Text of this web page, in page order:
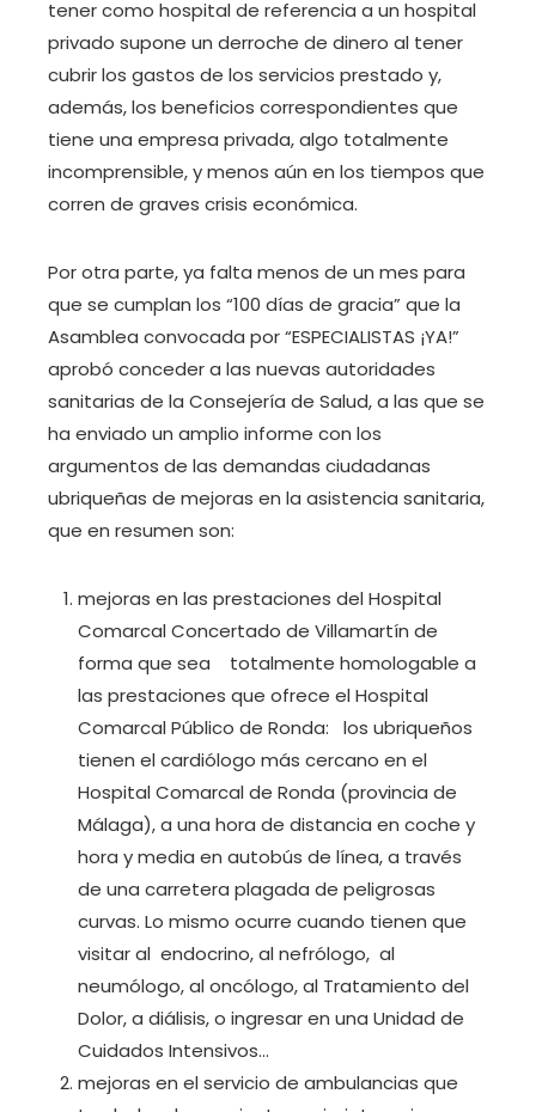
tener como hospital de referencia a un hospital
privado supone un derroche de dinero al tener
cubrir los gastos de los servicios prestado y,
además, los beneficios correspondientes que
tiene una empresa privada, algo totalmente
incomprensible, y menos aún en los tiempos que
corren de graves crisis económica.
Por otra parte, ya falta menos de un mes para
que se cumplan los “100 días de gracia” que la
Asamblea convocada por “ESPECIALISTAS ¡YA!”
aprobó conceder a las nuevas autoridades
sanitarias de la Consejería de Salud, a las que se
ha enviado un amplio informe con los
argumentos de las demandas ciudadanas
ubriqueñas de mejoras en la asistencia sanitaria,
que en resumen son:
mejoras en las prestaciones del Hospital
Comarcal Concertado de Villamartín de
forma que sea totalmente homologable a
las prestaciones que ofrece el Hospital
Comarcal Público de Ronda: los ubriqueños
tienen el cardiólogo más cercano en el
Hospital Comarcal de Ronda (provincia de
Málaga), a una hora de distancia en coche y
hora y media en autobús de línea, a través
de una carretera plagada de peligrosas
curvas. Lo mismo ocurre cuando tienen que
visitar al endocrino, al nefrólogo, al
neumólogo, al oncólogo, al Tratamiento del
Dolor, a diálisis, o ingresar en una Unidad de
Cuidados Intensivos…
mejoras en el servicio de ambulancias que